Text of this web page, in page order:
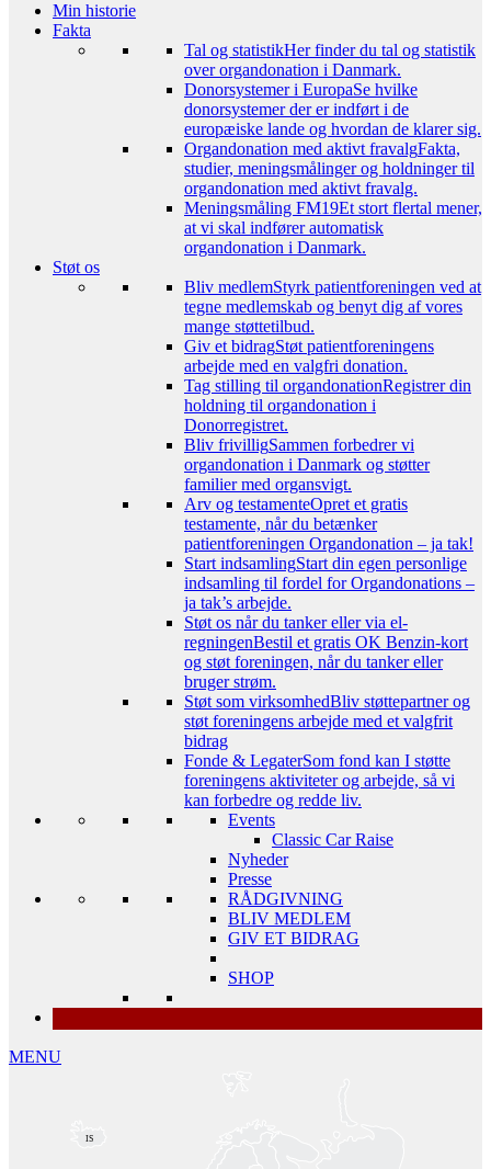
Min historie
Fakta
Tal og statistikHer finder du tal og statistik
over organdonation i Danmark.
Donorsystemer i EuropaSe hvilke
donorsystemer der er indført i de
europæiske lande og hvordan de klarer sig.
Organdonation med aktivt fravalgFakta,
studier, meningsmålinger og holdninger til
organdonation med aktivt fravalg.
Meningsmåling FM19Et stort flertal mener,
at vi skal indfører automatisk
organdonation i Danmark.
Støt os
Bliv medlemStyrk patientforeningen ved at
tegne medlemskab og benyt dig af vores
mange støttetilbud.
Giv et bidragStøt patientforeningens
arbejde med en valgfri donation.
Tag stilling til organdonationRegistrer din
holdning til organdonation i
Donorregistret.
Bliv frivilligSammen forbedrer vi
organdonation i Danmark og støtter
familier med organsvigt.
Arv og testamenteOpret et gratis
testamente, når du betænker
patientforeningen Organdonation – ja tak!
Start indsamlingStart din egen personlige
indsamling til fordel for Organdonations –
ja tak’s arbejde.
Støt os når du tanker eller via el-
regningenBestil et gratis OK Benzin-kort
og støt foreningen, når du tanker eller
bruger strøm.
Støt som virksomhedBliv støttepartner og
støt foreningens arbejde med et valgfrit
bidrag
Fonde & LegaterSom fond kan I støtte
foreningens aktiviteter og arbejde, så vi
kan forbedre og redde liv.
Events
Classic Car Raise
Nyheder
Presse
RÅDGIVNING
BLIV MEDLEM
GIV ET BIDRAG
SHOP
MENU
IS